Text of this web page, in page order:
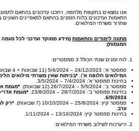
אנו נמצאים בתקופת מלחמה, ויתכנו עדכונים בהתאם
התאמות ועדכונים בלוח הזמנים בהתאם למאפיינים
שחרור משרתי המילואים.
מתווה לימודים והתאמות (מידע ממוקד ועדכני לכל מגמה
המגמות):
לוח זמנים שנתי הכולל 3 סמסטרים:
סמסטר א’: 24/12/2023 – 5/4/2024 (11 שבועות + 4 שבועות השלמה
המילואים חלופה א’). *בכיתות שאין משרתי מילואים
בחינות סמסטר א’: 7/4/2024 – 3/5/2024.
סמסטר ב’: 5/5/2024 – 26/7/2024 (12 שבועות).
*מגמת
בחינות סמסטר ב’: 28/7/2024 – 23/8/2024.
*מגמת
6/9/2024.
סמסטר קיץ: 25/8/2024 – 10/10/2024 (7 שבועות).
*רק
ערב.
בחינות סמסטר קיץ: 13/10/2024 – 1/11/2024.
היערכות לשילוב משרתי המילואים: